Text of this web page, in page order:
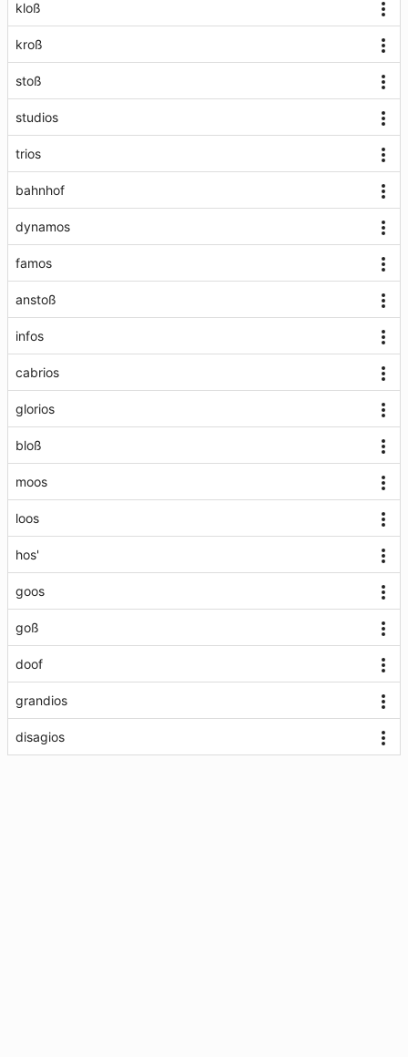
kloß
kroß
stoß
studios
trios
bahnhof
dynamos
famos
anstoß
infos
cabrios
glorios
bloß
moos
loos
hos'
goos
goß
doof
grandios
disagios